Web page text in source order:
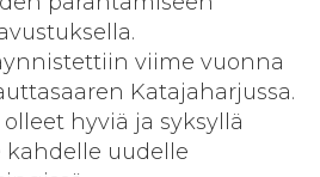
viime vuonna
Katajaharjussa.
hyviä ja syksyllä
uudelle